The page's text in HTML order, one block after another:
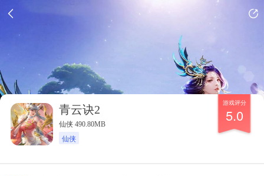
青云诀2
仙侠 490.80MB
仙侠
游戏评分
5.0